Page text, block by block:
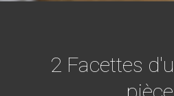
2 Facettes